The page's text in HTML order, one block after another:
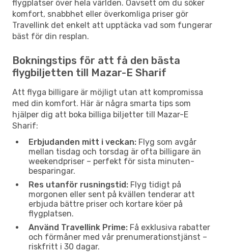
flygplatser över hela världen. Oavsett om du söker
komfort, snabbhet eller överkomliga priser gör
Travellink det enkelt att upptäcka vad som fungerar
bäst för din resplan.
Bokningstips för att få den bästa
flygbiljetten till Mazar-E Sharif
Att flyga billigare är möjligt utan att kompromissa
med din komfort. Här är några smarta tips som
hjälper dig att boka billiga biljetter till Mazar-E
Sharif:
Erbjudanden mitt i veckan: Flyg som avgår
mellan tisdag och torsdag är ofta billigare än
weekendpriser – perfekt för sista minuten-
besparingar.
Res utanför rusningstid: Flyg tidigt på
morgonen eller sent på kvällen tenderar att
erbjuda bättre priser och kortare köer på
flygplatsen.
Använd Travellink Prime: Få exklusiva rabatter
och förmåner med vår prenumerationstjänst –
riskfritt i 30 dagar.